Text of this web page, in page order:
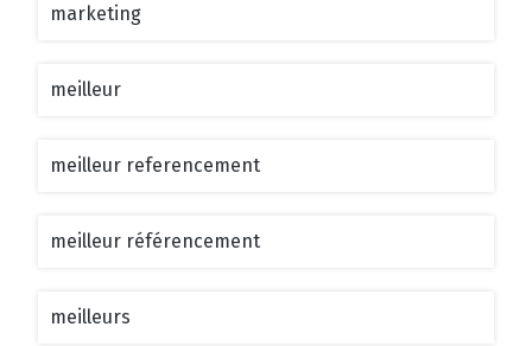
marketing
meilleur
meilleur referencement
meilleur référencement
meilleurs